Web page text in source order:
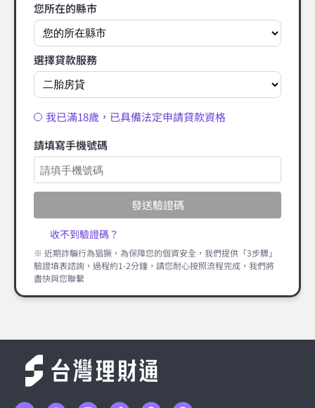
您所在的縣市
選擇貸款服務
我已滿18歲，已具備法定申請貸款資格
請填寫手機號碼
發送驗證碼
收不到驗證碼？
※ 近期詐騙行為猖獗，為保障您的個資安全，我們提供「3步驟」
驗證填表諮詢，過程約1-2分鐘，請您耐心按照流程完成，我們將
盡快與您聯繫